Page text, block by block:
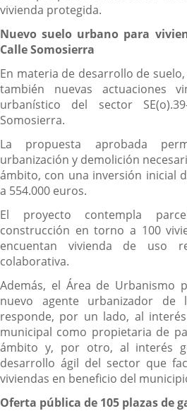
vivienda protegida.
Nuevo suelo urbano para
Calle Somosierra
En materia de desarrollo de
también nuevas actuaciones
urbanístico del sector
Somosierra.
La propuesta aprobada
urbanización y demolición
ámbito, con una inversión inicial
a 554.000 euros.
El proyecto contempla
construcción en torno a 100
encuentan vivienda de uso
colaborativa.
Además, el Área de Urbanismo
nuevo agente urbanizador de
responde, por un lado, al
municipal como propietaria de
ámbito y, por otro, al interés
desarrollo ágil del sector que
viviendas en beneficio del
Oferta pública de 105 plazas de